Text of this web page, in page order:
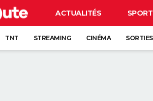
ACTUALITÉS SPORT
TNT STREAMING CINÉMA